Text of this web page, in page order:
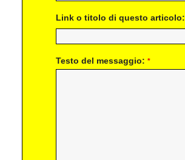
Link o titolo di questo articolo:
Testo del messaggio: *